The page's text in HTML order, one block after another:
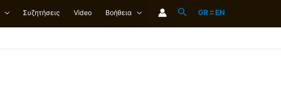
Συζητήσεις Video Βοήθεια GR :: EN